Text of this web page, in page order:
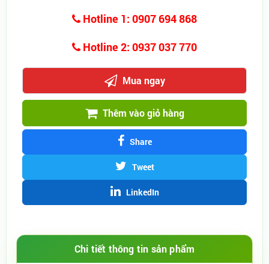
Hotline 1: 0907 694 868
Hotline 2: 0937 037 770
Mua ngay
Thêm vào giỏ hàng
Share
Tweet
LinkedIn
Chi tiết thông tin sản phẩm